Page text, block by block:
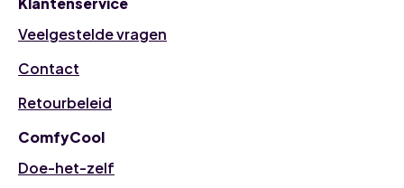
Veelgestelde vragen
Contact
Retourbeleid
ComfyCool
Doe-het-zelf